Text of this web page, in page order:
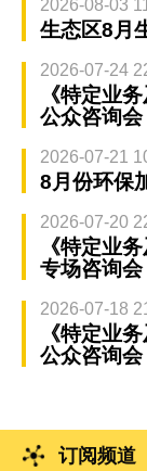
2026-08-03
生态区8月
2026-07-24
《特定业
公众咨询会
2026-07-21
8月份环保
2026-07-20
《特定业
专场咨询会
2026-07-18
《特定业
公众咨询会
订阅频道